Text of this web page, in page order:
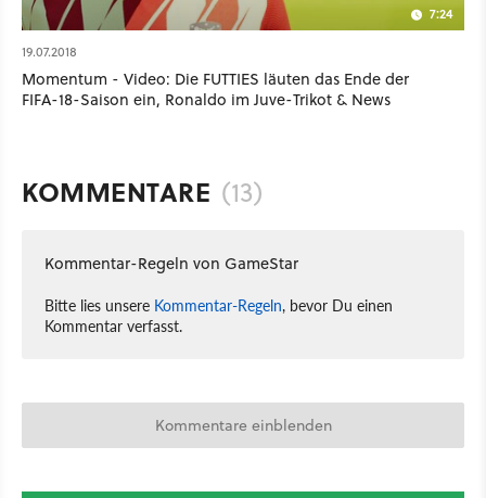
7:24
19.07.2018
Momentum - Video: Die FUTTIES läuten das Ende der
FIFA-18-Saison ein, Ronaldo im Juve-Trikot & News
KOMMENTARE (13)
Kommentar-Regeln von GameStar
Bitte lies unsere Kommentar-Regeln, bevor Du einen
Kommentar verfasst.
Kommentare einblenden